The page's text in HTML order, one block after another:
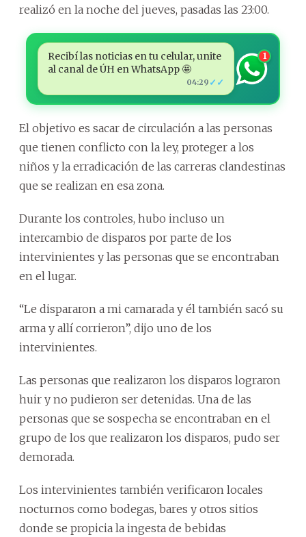
realizó en la noche del jueves, pasadas las 23:00.
Recibí las noticias en tu celular, unite
al canal de ÚH en WhatsApp 🤩
04:29 ✓✓
1
El objetivo es sacar de circulación a las personas
que tienen conflicto con la ley, proteger a los
niños y la erradicación de las carreras clandestinas
que se realizan en esa zona.
Durante los controles, hubo incluso un
intercambio de disparos por parte de los
intervinientes y las personas que se encontraban
en el lugar.
“Le dispararon a mi camarada y él también sacó su
arma y allí corrieron”, dijo uno de los
intervinientes.
Las personas que realizaron los disparos lograron
huir y no pudieron ser detenidas. Una de las
personas que se sospecha se encontraban en el
grupo de los que realizaron los disparos, pudo ser
demorada.
Los intervinientes también verificaron locales
nocturnos como bodegas, bares y otros sitios
donde se propicia la ingesta de bebidas